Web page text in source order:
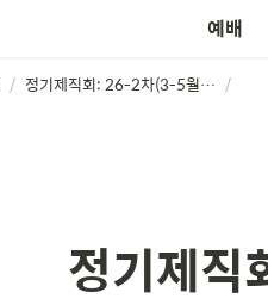
예배
/ 정기제직회: 26-2차(3-5월) 결산 /
정기제